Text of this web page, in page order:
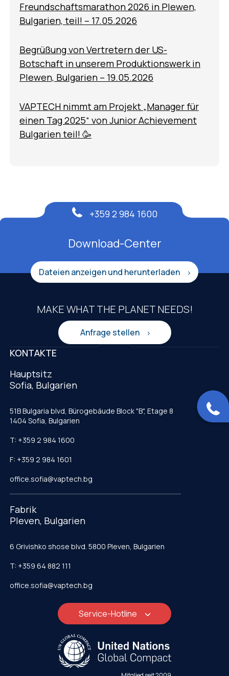
Freundschaftsmarathon 2026 in Plewen,
Bulgarien, teil! – 17.05.2026
Begrüßung von Vertretern der US-
Botschaft in unserem Produktionswerk in
Plewen, Bulgarien – 19.05.2026
VAPTECH nimmt am Projekt „Manager für
einen Tag 2025“ von Junior Achievement
Bulgarien teil! 🥳
Download-Center
Dateien anzeigen und herunterladen
+359 2 984 1600
MAKE WHAT THE PLANET NEEDS!
Anfrage stellen
KONTAKTE
Hauptsitz
Sofia, Bulgarien
51B Bulgaria blvd, Bürogebäude Block "B", Etage 8
1404 Sofia, Bulgarien
T: +359 2 984 1600
F: +359 2 984 1601
office.sofia@vaptech.bg
Fabrik
Pleven, Bulgarien
6 Grivishko shose blvd. 5800 Pleven, Bulgarien
T: +359 64 882 111
office.sofia@vaptech.bg
Service-Hotline